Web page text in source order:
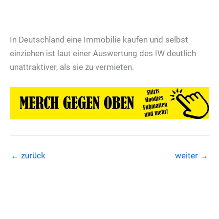
In Deutschland eine Immobilie kaufen und selbst
einziehen ist laut einer Auswertung des IW deutlich
unattraktiver, als sie zu vermieten.
← zurück weiter →